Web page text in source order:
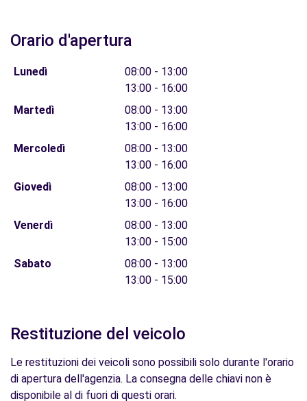
Orario d'apertura
Lunedì
08:00 - 13:00
13:00 - 16:00
Martedì
08:00 - 13:00
13:00 - 16:00
Mercoledì
08:00 - 13:00
13:00 - 16:00
Giovedì
08:00 - 13:00
13:00 - 16:00
Venerdì
08:00 - 13:00
13:00 - 15:00
Sabato
08:00 - 13:00
13:00 - 15:00
Restituzione del veicolo
Le restituzioni dei veicoli sono possibili solo durante l'orario
di apertura dell'agenzia. La consegna delle chiavi non è
disponibile al di fuori di questi orari.